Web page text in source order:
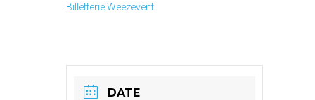
Billetterie Weezevent
DATE